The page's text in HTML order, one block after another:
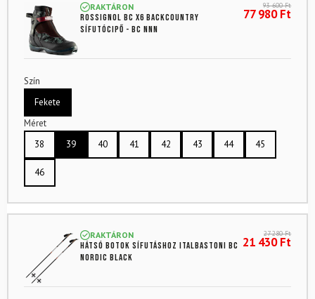
RAKTÁRON
ROSSIGNOL BC X6 backcountry
sífutócipő - BC NNN
93 600Ft
77 980Ft
Szín
Fekete
Méret
38
39 40 41 42 43 44 45
46
RAKTÁRON
Hátsó botok sífutáshoz ITALBASTONI BC
Nordic Black
27 280Ft
21 430Ft